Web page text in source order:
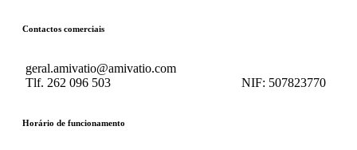
Contactos comerciais
geral.amivatio@amivatio.com
Tlf. 262 096 503 NIF: 507823770
Horário de funcionamento